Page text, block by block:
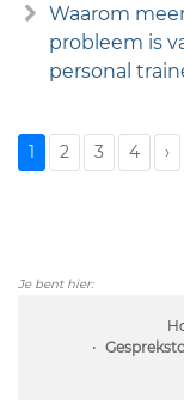
Waarom
probleem is
personal
1 2 3 4 ›
Je bent hier: